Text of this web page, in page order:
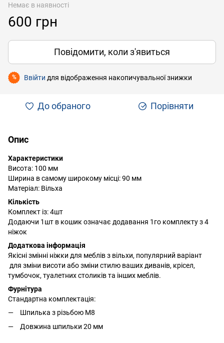
Немає в наявності
600 грн
Повідомити, коли з'явиться
% Ввійти для відображення накопичувальної знижки
До обраного Порівняти
Опис
Характеристики
Висота: 100 мм
Ширина в самому широкому місці: 90 мм
Матеріал: Вільха
Кількість
Комплект із: 4шт
Додаючи 1шт в кошик означає додавання 1го комплекту з 4
ніжок
Додаткова інформація
Якісні змінні ніжки для меблів з вільхи, популярний варіант
для зміни висоти або зміни стилю ваших диванів, крісел,
тумбочок, туалетних столиків та інших меблів.
Фурнітура
Стандартна комплектація:
Шпилька з різьбою М8
Довжина шпильки 20 мм